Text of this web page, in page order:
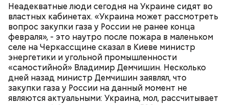
Неадекватные люди сегодня на Украине сидят во
властных кабинетах. «Украина может рассмотреть
вопрос закупки газа у России не ранее конца
февраля», - это наутро после пожара в маленьком
селе на Черкассщине сказал в Киеве министр
энергетики и угольной промышленности
«самостийной» Владимир Демчишин. Несколько
дней назад министр Демчишин заявлял, что
закупки газа у России на данный момент не
являются актуальными: Украина, мол, рассчитывает
считалось, что это принесет суровые морозы.
Впрочем, в этот день погода и без того обычно
бывала студеной.
Морковь, петрушку, репу и репчатый лук очистить,
промыть, нарезать тонкими квадратиками,
сложить в сотейник, добавить растительное масло
и спассеровать до готовности. Капусту промыть и
нарезать крупными шашками. Картофель очистить
и нарезать кубиками. В кипящую воду опустить
капусту, дать вскипеть, затем опустить картофель
и спассерованные овощи и при медленном